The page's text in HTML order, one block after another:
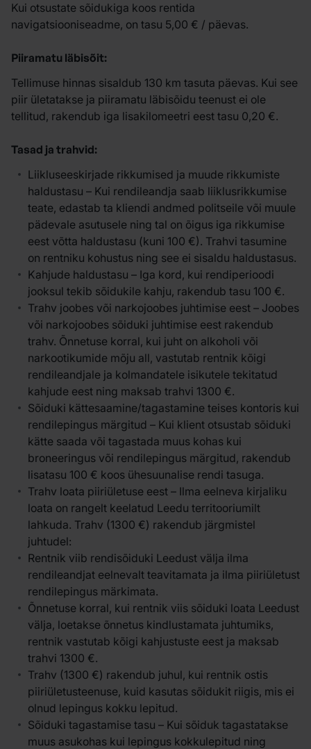
Kui otsustate sõidukiga koos rentida
navigatsiooniseadme, on tasu 5,00 € / päevas.
Piiramatu läbisõit:
Tellimuse hinnas sisaldub 130 km tasuta päevas. Kui see
piir ületatakse ja piiramatu läbisõidu teenust ei ole
tellitud, rakendub iga lisakilomeetri eest tasu 0,20 €.
Tasad ja trahvid:
Liikluseeskirjade rikkumised ja muude rikkumiste
haldustasu – Kui rendileandja saab liiklusrikkumise
teate, edastab ta kliendi andmed politseile või muule
pädevale asutusele ning tal on õigus iga rikkumise
eest võtta haldustasu (kuni 100 €). Trahvi tasumine
on rentniku kohustus ning see ei sisaldu haldustasus.
Kahjude haldustasu – Iga kord, kui rendiperioodi
jooksul tekib sõidukile kahju, rakendub tasu 100 €.
Trahv joobes või narkojoobes juhtimise eest – Joobes
või narkojoobes sõiduki juhtimise eest rakendub
trahv. Õnnetuse korral, kui juht on alkoholi või
narkootikumide mõju all, vastutab rentnik kõigi
rendileandjale ja kolmandatele isikutele tekitatud
kahjude eest ning maksab trahvi 1300 €.
Sõiduki kättesaamine/tagastamine teises kontoris kui
rendilepingus märgitud – Kui klient otsustab sõiduki
kätte saada või tagastada muus kohas kui
broneeringus või rendilepingus märgitud, rakendub
lisatasu 100 € koos ühesuunalise rendi tasuga.
Trahv loata piiriületuse eest – Ilma eelneva kirjaliku
loata on rangelt keelatud Leedu territooriumilt
lahkuda. Trahv (1300 €) rakendub järgmistel
juhtudel:
Rentnik viib rendisõiduki Leedust välja ilma
rendileandjat eelnevalt teavitamata ja ilma piiriületust
rendilepingus märkimata.
Õnnetuse korral, kui rentnik viis sõiduki loata Leedust
välja, loetakse õnnetus kindlustamata juhtumiks,
rentnik vastutab kõigi kahjustuste eest ja maksab
trahvi 1300 €.
Trahv (1300 €) rakendub juhul, kui rentnik ostis
piiriületusteenuse, kuid kasutas sõidukit riigis, mis ei
olnud lepingus kokku lepitud.
Sõiduki tagastamise tasu – Kui sõiduk tagastatakse
muus asukohas kui lepingus kokkulepitud ning